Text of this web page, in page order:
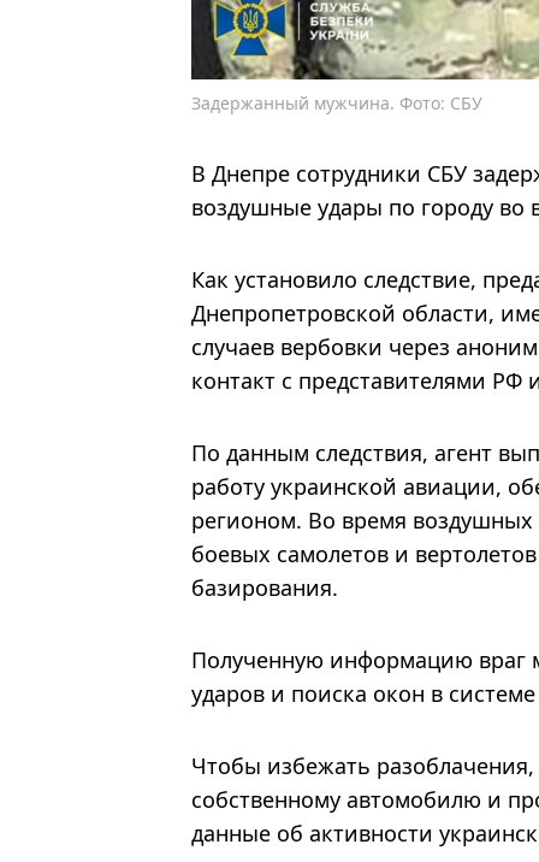
Задержанный мужчина. Фото: СБУ
В Днепре сотрудники СБУ
воздушные удары по городу
Как установило следствие,
Днепропетровской области,
случаев вербовки через
контакт с представителями РФ
По данным следствия, агент
работу украинской авиации,
регионом. Во время воздушных
боевых самолетов и
базирования.
Полученную информацию враг
ударов и поиска окон в
Чтобы избежать
собственному автомобилю и
данные об активности